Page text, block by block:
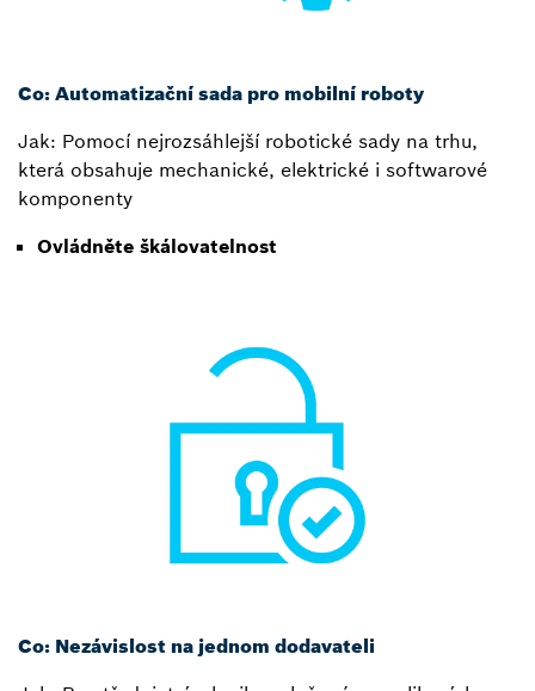
Co: Automatizační sada pro mobilní roboty
Jak: Pomocí nejrozsáhlejší robotické sady na trhu,
která obsahuje mechanické, elektrické i softwarové
komponenty
Ovládněte škálovatelnost
Co: Nezávislost na jednom dodavateli